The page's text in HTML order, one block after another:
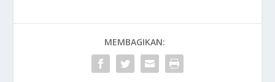
MEMBAGIKAN: